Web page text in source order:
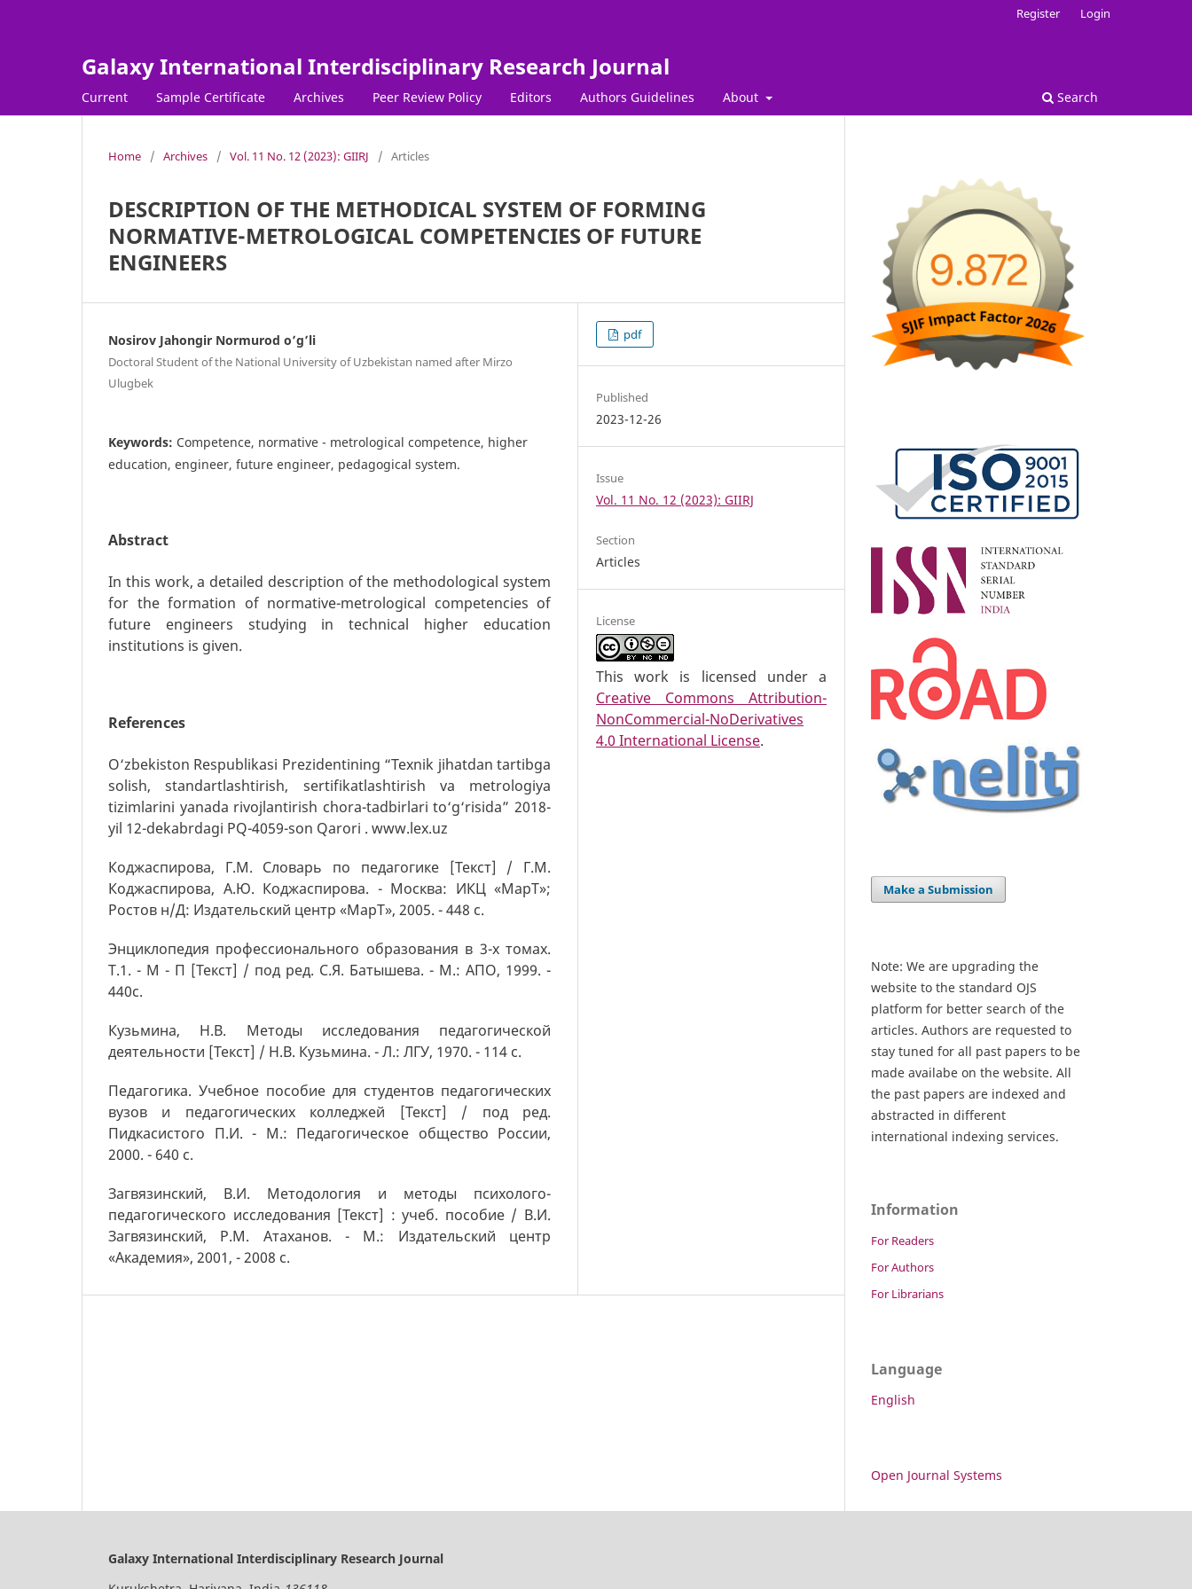
Galaxy International Interdisciplinary Research Journal
Current Sample Certificate Archives Peer Review Policy Editors Authors Guidelines About Search
Register Login
Home / Archives / Vol. 11 No. 12 (2023): GIIRJ / Articles
DESCRIPTION OF THE METHODICAL SYSTEM OF FORMING
NORMATIVE-METROLOGICAL COMPETENCIES OF FUTURE
ENGINEERS
Nosirov Jahongir Normurod o’g’li
Doctoral Student of the National University of Uzbekistan named after Mirzo
Ulugbek
Keywords: Competence, normative - metrological competence, higher
education, engineer, future engineer, pedagogical system.
Abstract
In this work, a detailed description of the methodological system
for the formation of normative-metrological competencies of
future engineers studying in technical higher education
institutions is given.
References
O‘zbekiston Respublikasi Prezidentining “Texnik jihatdan tartibga
solish, standartlashtirish, sertifikatlashtirish va metrologiya
tizimlarini yanada rivojlantirish chora-tadbirlari to‘g‘risida” 2018-
yil 12-dekabrdagi PQ-4059-son Qarori . www.lex.uz
Коджаспирова, Г.М. Словарь по педагогике [Текст] / Г.М.
Коджаспирова, А.Ю. Коджаспирова. - Москва: ИКЦ «МарТ»;
Ростов н/Д: Издательский центр «МарТ», 2005. - 448 с.
Энциклопедия профессионального образования в 3-х томах.
Т.1. - М - П [Текст] / под ред. С.Я. Батышева. - М.: АПО, 1999. -
440с.
Кузьмина, Н.В. Методы исследования педагогической
деятельности [Текст] / Н.В. Кузьмина. - Л.: ЛГУ, 1970. - 114 с.
Педагогика. Учебное пособие для студентов педагогических
вузов и педагогических колледжей [Текст] / под ред.
Пидкасистого П.И. - М.: Педагогическое общество России,
2000. - 640 с.
Загвязинский, В.И. Методология и методы психолого-
педагогического исследования [Текст] : учеб. пособие / В.И.
Загвязинский, P.M. Атаханов. - М.: Издательский центр
«Академия», 2001, - 2008 с.
pdf
Published
2023-12-26
Issue
Vol. 11 No. 12 (2023): GIIRJ
Section
Articles
License
This work is licensed under a
Creative Commons Attribution-
NonCommercial-NoDerivatives
4.0 International License.
Make a Submission
Note: We are upgrading the
website to the standard OJS
platform for better search of the
articles. Authors are requested to
stay tuned for all past papers to be
made availabe on the website. All
the past papers are indexed and
abstracted in different
international indexing services.
Information
For Readers
For Authors
For Librarians
Language
English
Open Journal Systems
Galaxy International Interdisciplinary Research Journal